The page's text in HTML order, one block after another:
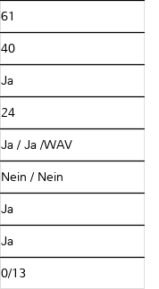
61
40
Ja
24
Ja / Ja /WAV
Nein / Nein
Ja
Ja
0/13